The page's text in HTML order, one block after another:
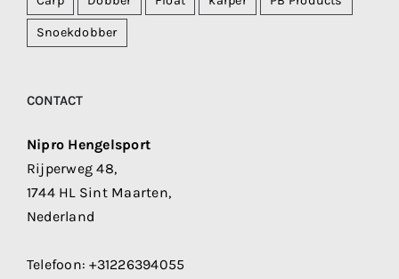
Snoekdobber
CONTACT
Nipro Hengelsport
Rijperweg 48,
1744 HL Sint Maarten,
Nederland
Telefoon:+31226394055